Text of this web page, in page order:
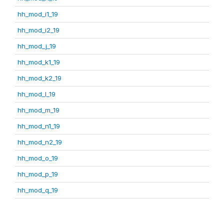
hh_mod_i1_19
hh_mod_i2_19
hh_mod_j_19
hh_mod_k1_19
hh_mod_k2_19
hh_mod_l_19
hh_mod_m_19
hh_mod_n1_19
hh_mod_n2_19
hh_mod_o_19
hh_mod_p_19
hh_mod_q_19